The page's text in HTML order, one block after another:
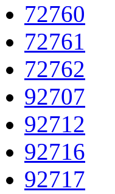
72760
72761
72762
92707
92712
92716
92717